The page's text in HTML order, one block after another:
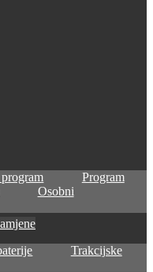
Program
Osobni
Trakcijske